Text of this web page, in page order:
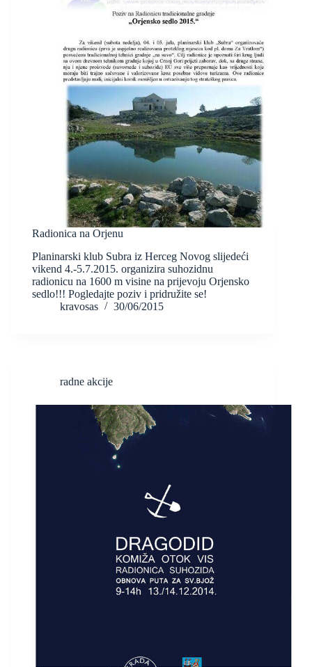
Radionica na Orjenu
Planinarski klub Subra iz Herceg Novog slijedeći
vikend 4.-5.7.2015. organizira suhozidnu
radionicu na 1600 m visine na prijevoju Orjensko
sedlo!!! Pogledajte poziv i pridružite se!
kravosas
30/06/2015
radne akcije